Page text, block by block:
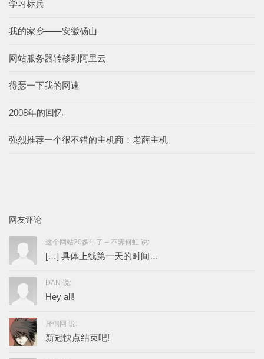
学习标兵
我的家乡——安徽砀山
网站服务器转移到阿里云
得瑟一下我的网速
2008年的回忆
强烈推荐一个很不错的主机商：老薛主机
网友评论
这个网站20多年了 – 不霁何虹 说:
[…] 具体上线第一天的时间…
DAN 说:
Hey all!
择偶网 说:
新冠快点结束吧!